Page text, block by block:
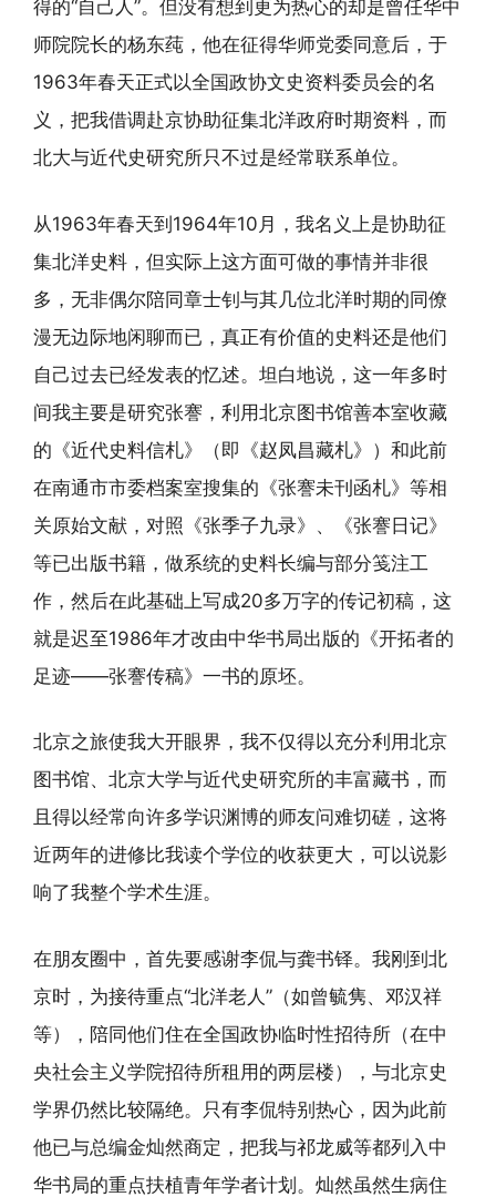
得的“自己人”。但没有想到更为热心的却是曾任华中
师院院长的杨东莼，他在征得华师党委同意后，于
1963年春天正式以全国政协文史资料委员会的名
义，把我借调赴京协助征集北洋政府时期资料，而
北大与近代史研究所只不过是经常联系单位。
从1963年春天到1964年10月，我名义上是协助征
集北洋史料，但实际上这方面可做的事情并非很
多，无非偶尔陪同章士钊与其几位北洋时期的同僚
漫无边际地闲聊而已，真正有价值的史料还是他们
自己过去已经发表的忆述。坦白地说，这一年多时
间我主要是研究张謇，利用北京图书馆善本室收藏
的《近代史料信札》（即《赵凤昌藏札》）和此前
在南通市市委档案室搜集的《张謇未刊函札》等相
关原始文献，对照《张季子九录》、《张謇日记》
等已出版书籍，做系统的史料长编与部分笺注工
作，然后在此基础上写成20多万字的传记初稿，这
就是迟至1986年才改由中华书局出版的《开拓者的
足迹——张謇传稿》一书的原坯。
北京之旅使我大开眼界，我不仅得以充分利用北京
图书馆、北京大学与近代史研究所的丰富藏书，而
且得以经常向许多学识渊博的师友问难切磋，这将
近两年的进修比我读个学位的收获更大，可以说影
响了我整个学术生涯。
在朋友圈中，首先要感谢李侃与龚书铎。我刚到北
京时，为接待重点“北洋老人”（如曾毓隽、邓汉祥
等），陪同他们住在全国政协临时性招待所（在中
央社会主义学院招待所租用的两层楼），与北京史
学界仍然比较隔绝。只有李侃特别热心，因为此前
他已与总编金灿然商定，把我与祁龙威等都列入中
华书局的重点扶植青年学者计划。灿然虽然生病住